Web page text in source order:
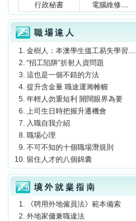
行政秘書
電腦維修....
職場達人
金樹人：本澳學生搵工易失學習....
“招工陷阱”折射人資問題
這也是一個不錯的方法
提升含金量 職途運籌帷幄
年輕人勿重短利 開闊眼界為要
上司生日時把握升遷機會
入職自我介紹
職場心理
不可不知的十個職場潛規則
留住人才的八個錦囊
境外就業指南
《聘用外地僱員法》範本備索
外地家傭兼職違法